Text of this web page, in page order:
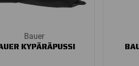
Bauer
KYPÄRÄPUSSI